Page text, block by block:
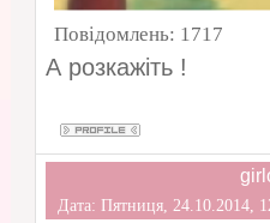
Повідомлень: 1717
А розкажіть !
Дата: Пятниця, 24.10.2014,